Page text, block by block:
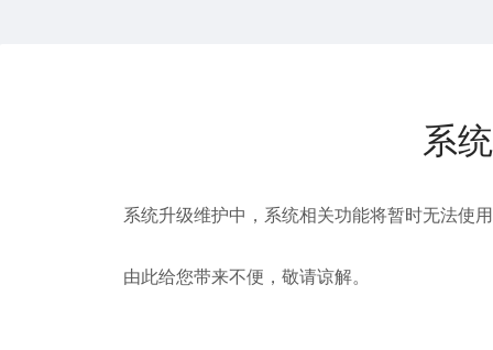
系
系统升级维护中，系统相关功能将暂时无法使
由此给您带来不便，敬请谅解。